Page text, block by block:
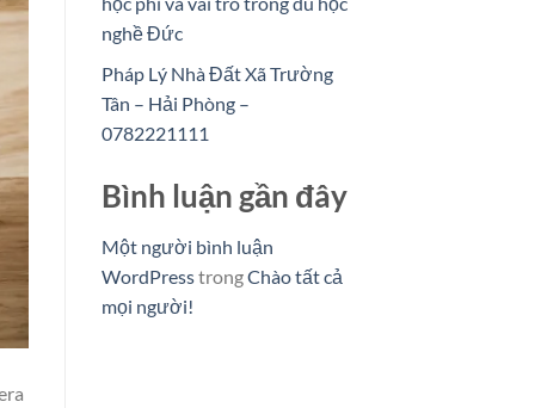
nghề Đức
Pháp Lý Nhà Đất Xã Trường
Tân – Hải Phòng –
0782221111
Bình luận gần đây
Một người bình luận
WordPresstrongChào tất cả
mọi người!